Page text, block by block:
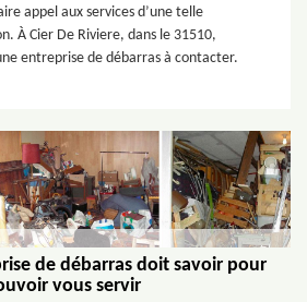
appel aux services d’une telle
À Cier De Riviere, dans le 31510,
entreprise de débarras à contacter.
de débarras doit savoir pour
vous servir